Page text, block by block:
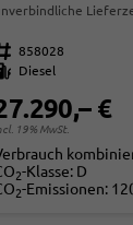
Fahrzeugnr. 858028
Kraftstoff
Diesel
€
19% MwSt.
2-Klasse: D
2-Emissionen: